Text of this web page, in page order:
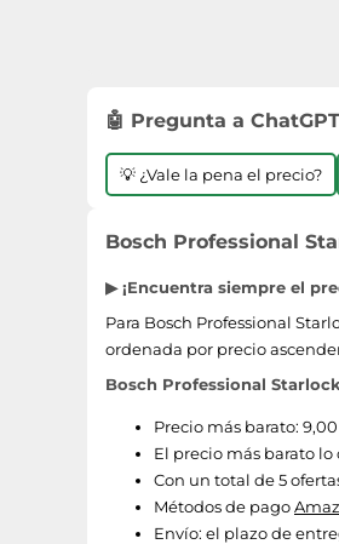
🤖 Pregunta a ChatGPT
💡 ¿Vale la pena el precio?
Bosch Professional
▶ ¡Encuentra siempre el
Para Bosch Professional
ordenada por precio
Bosch Professional
Precio más barato:
El precio más barato lo
Con un total de 5
Métodos de pago
Envío: el plazo de